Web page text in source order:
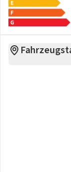
+ Pedalerie in
+
+ Reifenpannenset